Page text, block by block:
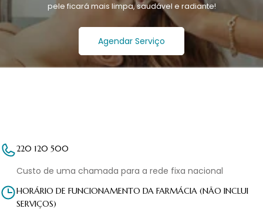
pele ficará mais limpa, saudável e radiante!
Agendar Serviço
220 120 500
Custo de uma chamada para a rede fixa nacional
HORÁRIO DE FUNCIONAMENTO DA FARMÁCIA (NÃO INCLUI
SERVIÇOS)